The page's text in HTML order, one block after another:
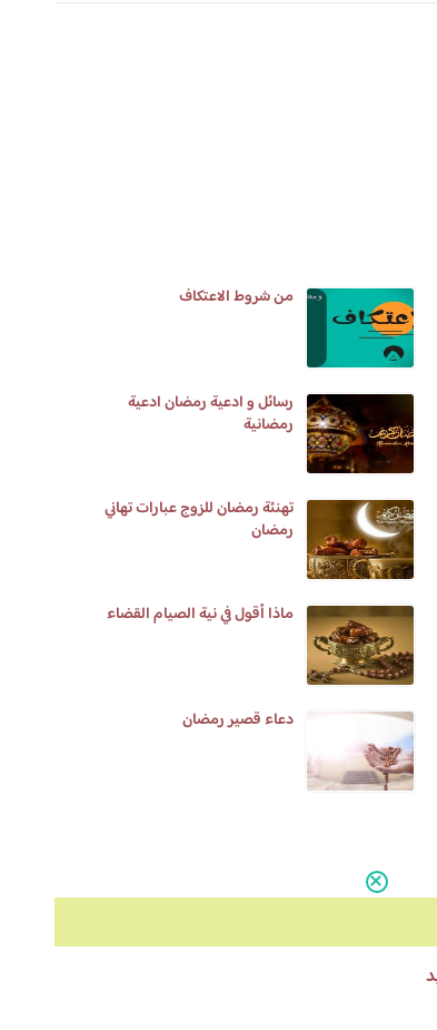
من شروط الاعتكاف
رسائل و ادعية رمضان ادعية
رمضانية
تهنئة رمضان للزوج عبارات تهاني
رمضان
ماذا أقول في نية الصيام القضاء
دعاء قصير رمضان